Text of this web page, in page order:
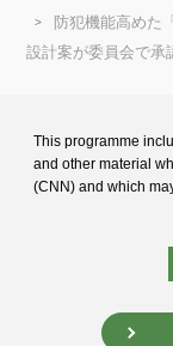
防犯機能高めた
設計案が委員会で承
This programme
and other material
(CNN) and which